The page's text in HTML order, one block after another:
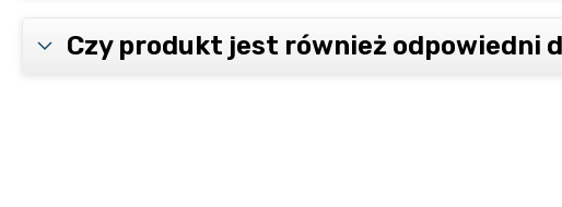
Czy produkt jest również odpowiedni